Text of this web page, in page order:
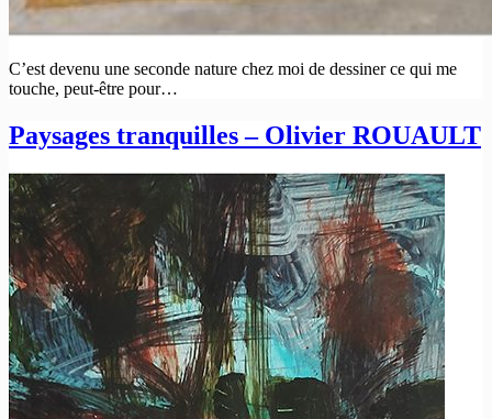
C’est devenu une seconde nature chez moi de dessiner ce qui me
touche, peut-être pour…
Paysages tranquilles – Olivier ROUAULT